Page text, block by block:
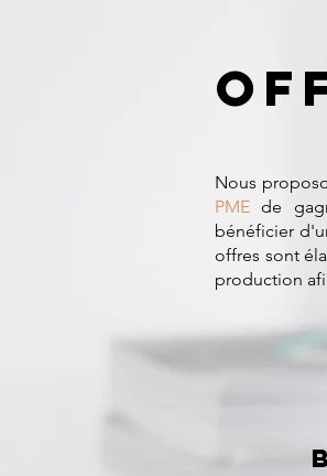
Nous
PMEde
bénéficier
offres sont
production